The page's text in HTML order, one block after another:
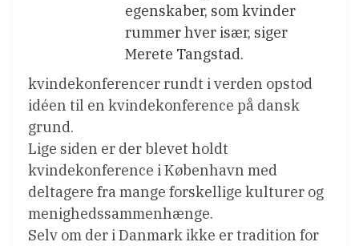
egenskaber, som kvinder
rummer hver især, siger
Merete Tangstad.
kvindekonferencer rundt i verden opstod
idéen til en kvindekonference på dansk
grund.
Lige siden er der blevet holdt
kvindekonference i København med
deltagere fra mange forskellige kulturer og
menighedssammenhænge.
Selv om der i Danmark ikke er tradition for